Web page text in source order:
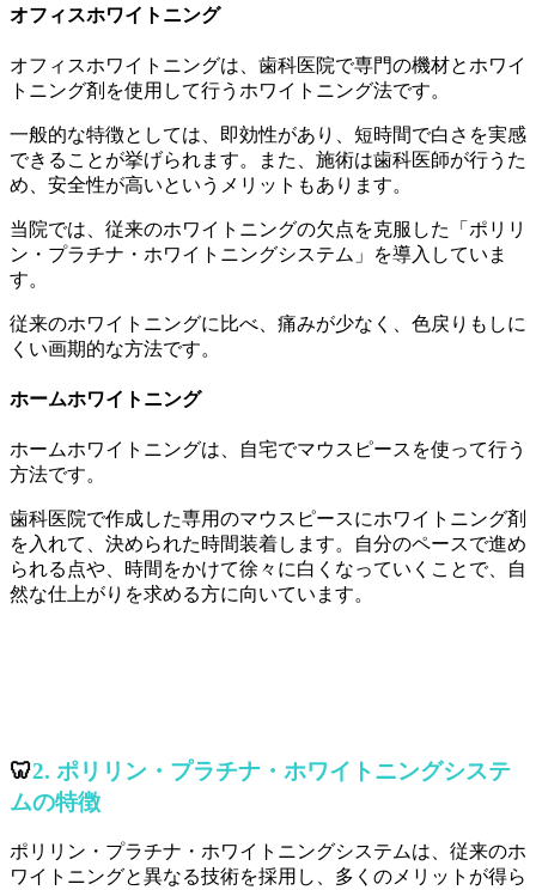
オフィスホワイトニング
オフィスホワイトニングは、歯科医院で専門の機材とホワイ
トニング剤を使用して行うホワイトニング法です。
一般的な特徴としては、即効性があり、短時間で白さを実感
できることが挙げられます。また、施術は歯科医師が行うた
め、安全性が高いというメリットもあります。
当院では、従来のホワイトニングの欠点を克服した「ポリリ
ン・プラチナ・ホワイトニングシステム」を導入していま
す。
従来のホワイトニングに比べ、痛みが少なく、色戻りもしに
くい画期的な方法です。
ホームホワイトニング
ホームホワイトニングは、自宅でマウスピースを使って行う
方法です。
歯科医院で作成した専用のマウスピースにホワイトニング剤
を入れて、決められた時間装着します。自分のペースで進め
られる点や、時間をかけて徐々に白くなっていくことで、自
然な仕上がりを求める方に向いています。
🦷2. ポリリン・プラチナ・ホワイトニングシステ
ムの特徴
ポリリン・プラチナ・ホワイトニングシステムは、従来のホ
ワイトニングと異なる技術を採用し、多くのメリットが得ら